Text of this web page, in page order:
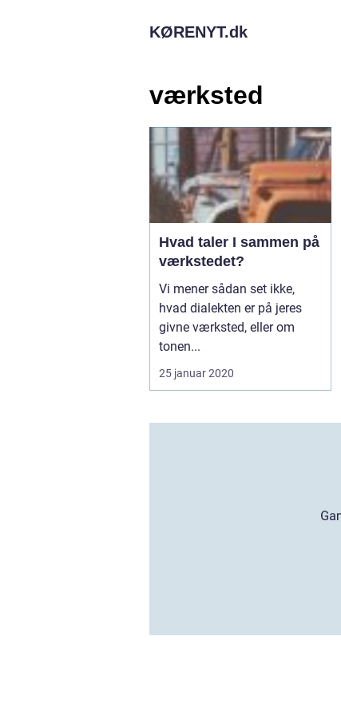
KØRENYT.dk
værksted
Hvad taler I sammen på
værkstedet?
Vi mener sådan set ikke,
hvad dialekten er på jeres
givne værksted, eller om
tonen...
25 januar 2020